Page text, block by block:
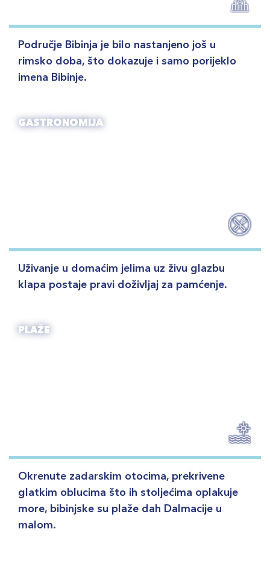
Područje Bibinja je bilo nastanjeno još u
rimsko doba, što dokazuje i samo porijeklo
imena Bibinje.
GASTRONOMIJA
Uživanje u domaćim jelima uz živu glazbu
klapa postaje pravi doživljaj za pamćenje.
PLAŽE
Okrenute zadarskim otocima, prekrivene
glatkim oblucima što ih stoljećima oplakuje
more, bibinjske su plaže dah Dalmacije u
malom.